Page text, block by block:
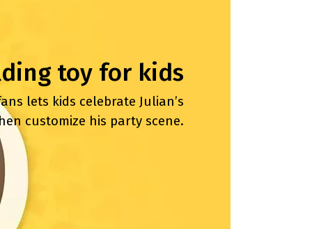
toy for kids
lets kids celebrate Julian’s
customize his party scene.